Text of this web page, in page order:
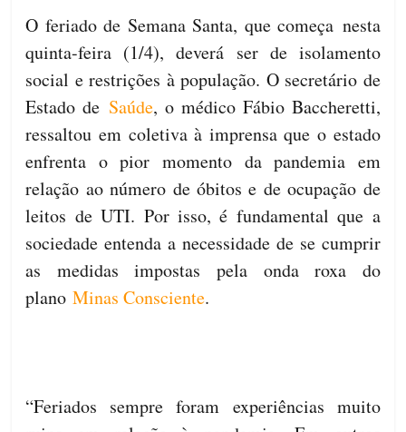
O feriado de Semana Santa, que começa nesta
quinta-feira (1/4), deverá ser de isolamento
social e restrições à população. O secretário de
Estado de Saúde, o médico Fábio Baccheretti,
ressaltou em coletiva à imprensa que o estado
enfrenta o pior momento da pandemia em
relação ao número de óbitos e de ocupação de
leitos de UTI. Por isso, é fundamental que a
sociedade entenda a necessidade de se cumprir
as medidas impostas pela onda roxa do
planoMinas Consciente.
“Feriados sempre foram experiências muito